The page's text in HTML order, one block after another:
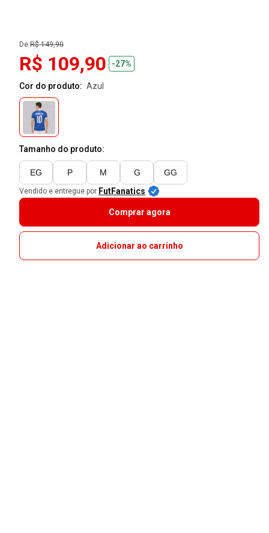
De:R$ 149,90
R$ 109,90 -27%
Cor do produto: azul
Tamanho do produto:
EG P M G GG
Vendido e entregue por FutFanatics
Comprar agora
Adicionar ao carrinho